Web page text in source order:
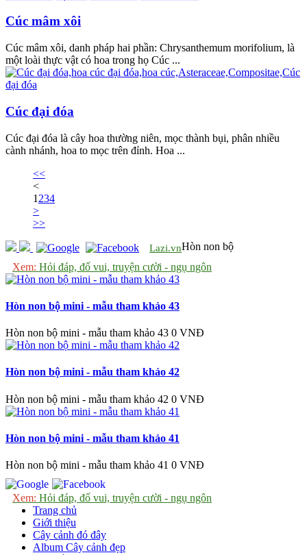
Cúc mâm xôi
Cúc mâm xôi, danh pháp hai phần: Chrysanthemum morifolium, là
một loài thực vật có hoa trong họ Cúc ...
Cúc đại đóa
Cúc đại đóa là cây hoa thường niên, mọc thành bụi, phân nhiều
cành nhánh, hoa to mọc trên đỉnh. Hoa ...
<<
<
1 234
>
>>
Lazi.vn
Xem: Hỏi đáp, đố vui, truyện cười - ngụ ngôn
Hòn non bộ
Hòn non bộ mini - mẫu tham khảo 43
Hòn non bộ mini - mẫu tham khảo 43 0 VNĐ
Hòn non bộ mini - mẫu tham khảo 42
Hòn non bộ mini - mẫu tham khảo 42 0 VNĐ
Hòn non bộ mini - mẫu tham khảo 41
Hòn non bộ mini - mẫu tham khảo 41 0 VNĐ
Xem: Hỏi đáp, đố vui, truyện cười - ngụ ngôn
Trang chủ
Giới thiệu
Cây cảnh đó đây
Album Cây cảnh đẹp